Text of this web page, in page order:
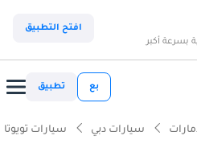
بسرعة أكبر
افتح التطبيق
بع تطبيق
سيارات دبي سيارات تويوتا